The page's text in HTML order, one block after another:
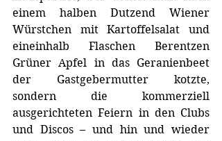
einem halben Dutzend Wiener
Würstchen mit Kartoffelsalat und
eineinhalb Flaschen Berentzen
Grüner Apfel in das Geranienbeet
der Gastgebermutter kotzte,
sondern die kommerziell
ausgerichteten Feiern in den Clubs
und Discos – und hin und wieder